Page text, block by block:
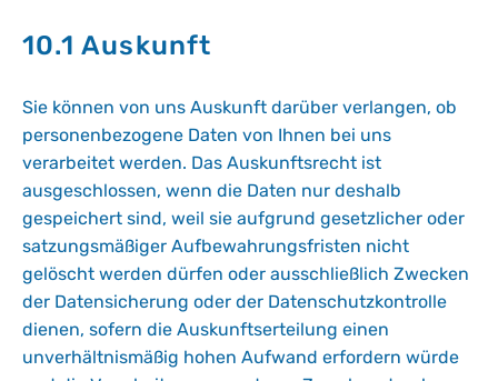
10.1 Auskunft
Sie können von uns Auskunft darüber verlangen, ob
personenbezogene Daten von Ihnen bei uns
verarbeitet werden. Das Auskunftsrecht ist
ausgeschlossen, wenn die Daten nur deshalb
gespeichert sind, weil sie aufgrund gesetzlicher oder
satzungsmäßiger Aufbewahrungsfristen nicht
gelöscht werden dürfen oder ausschließlich Zwecken
der Datensicherung oder der Datenschutzkontrolle
dienen, sofern die Auskunftserteilung einen
unverhältnismäßig hohen Aufwand erfordern würde